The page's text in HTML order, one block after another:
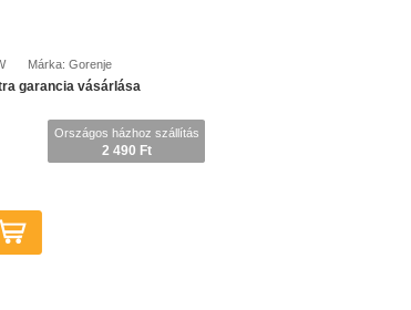
Márka: Gorenje
garancia vásárlása
Országos házhoz szállítás
2 490 Ft